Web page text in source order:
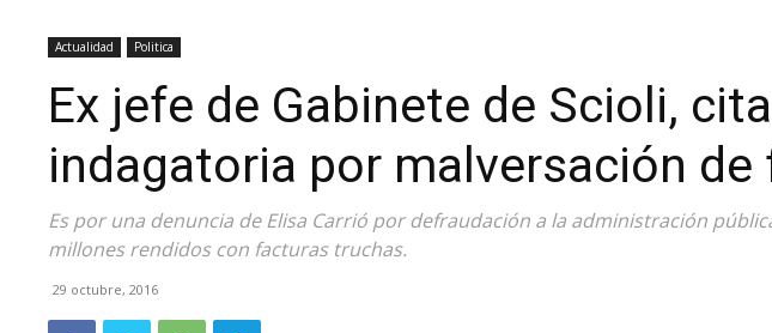
Actualidad Politica
Ex jefe de Gabinete de Scioli,
indagatoria por malversación de
Es por una denuncia de Elisa Carrió por defraudación a la administración
millones rendidos con facturas truchas.
29 octubre, 2016